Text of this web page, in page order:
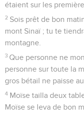
étaient sur les
2 Sois prêt de bon
mont Sinaï ; tu te
montagne.
3 Que personne ne
personne sur toute la
gros bétail ne paisse
4 Moïse tailla deux
Moïse se leva de bon